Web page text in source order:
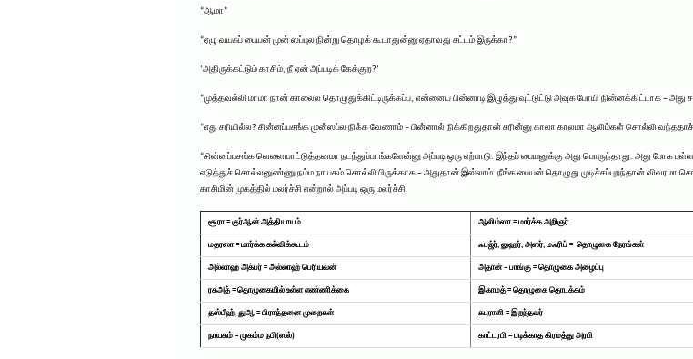
“ஆமா”
“ஏழு வயசுப் பையன் முன் ஸப்புல நின்று தொழக் கூடாதுன்னு ஏதாவது சட்டம் இருக்கா?”
‘அதிருக்கட்டும் காசிம், நீ ஏன் அப்படிக் கேக்குற?’
“முத்தவல்லி மாமா நான் காலைல தொழுதுக்கிட்டிருக்கப்ப, என்னைய பின்னாடி இழுத்து வுட்டுட்டு அவுக போயி நின்னக்கிட்டாக – அது
“எது சரியில்ல? சின்னப்பசங்க முன்ஸப்ல நிக்க வேணாம் – பின்னால் நிக்கிறதுதான் சரின்னு காலா காலமா ஆலிம்கள் சொல்லி
“சின்னப்பசங்க வெளையாட்டுத்தனமா நடந்துப்பாங்களேன்னு அப்படி ஒரு ஏற்பாடு. இந்தப் பையனுக்கு அது பொருந்தாது. அது போக
எடுத்துச் சொல்லனுண்ணு நம்ம நாயகம் சொல்லியிருக்காக – அதுதான் இஸ்லாம். நீங்க பையன் தொழுது முடிச்சப்புறந்தான் விவரமா
காசிமின் முகத்தில் மலர்ச்சி என்றால் அப்படி ஒரு மலர்ச்சி.
சூரா = குர்ஆன் அத்தியாயம் ஆலிம்ஸா = மார்க்க அறிஞர்
மதரஸா = மார்க்க கல்விக்கூடம் ஃபஜ்ர், லுஹர், அஸர், மஃரிப் = தொழுகை நேரங்கள்
அல்லாஹ் அக்பர் = அல்லாஹ் பெரியவன் அதான் – பாங்கு = தொழுகை அழைப்பு
ரகஅத் = தொழுகையில் உள்ள எண்ணிக்கை இகாமத் = தொழுகை தொடக்கம்
தஸ்பீஹ், துஆ = பிராத்தனை முறைகள் கபுராளி = இறந்தவர்
நாயகம் = முகம்ம நபி(ஸல்) காட்டரபி = படிக்காத கிரமத்து அரபி